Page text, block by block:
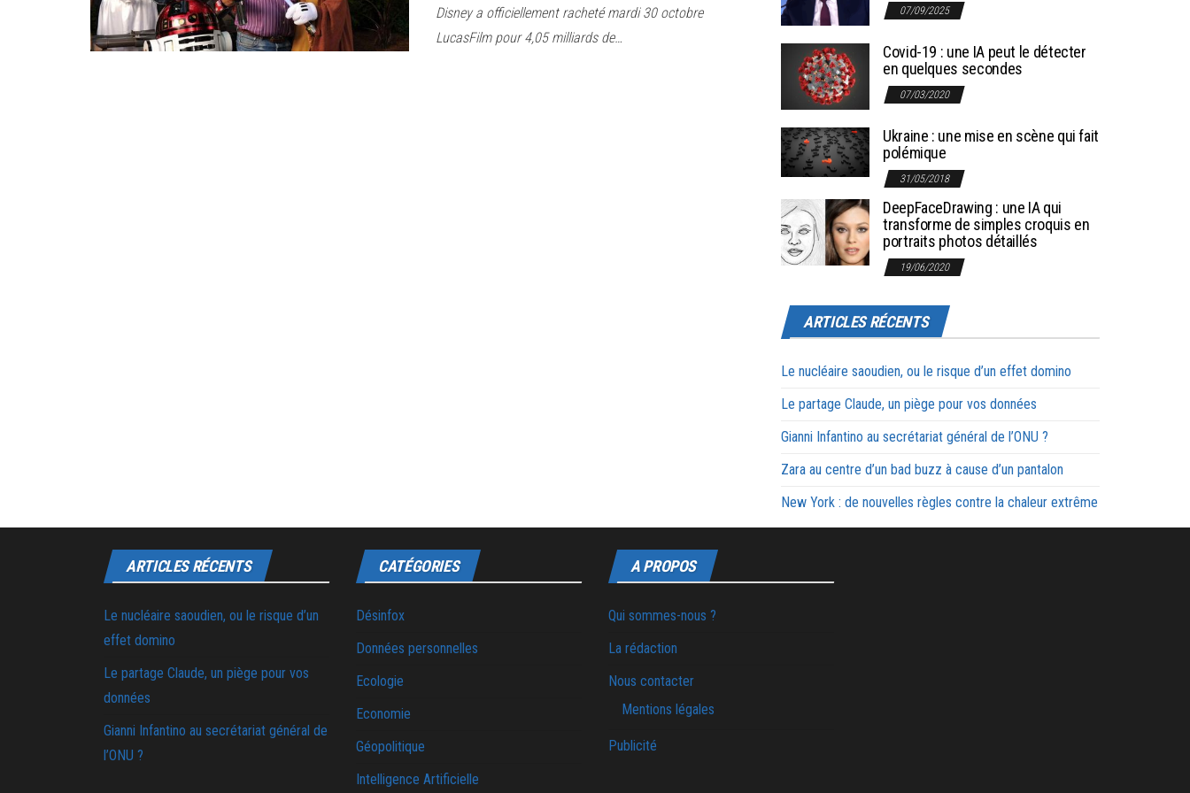
Disney a officiellement racheté mardi 30 octobre
LucasFilm pour 4,05 milliards de…
07/09/2025
Covid-19 : une IA peut le détecter
en quelques secondes
07/03/2020
Ukraine : une mise en scène qui fait
polémique
31/05/2018
DeepFaceDrawing : une IA qui
transforme de simples croquis en
portraits photos détaillés
19/06/2020
ARTICLES RÉCENTS
Le nucléaire saoudien, ou le risque d’un effet domino
Le partage Claude, un piège pour vos données
Gianni Infantino au secrétariat général de l’ONU ?
Zara au centre d’un bad buzz à cause d’un pantalon
New York : de nouvelles règles contre la chaleur extrême
ARTICLES RÉCENTS
Le nucléaire saoudien, ou le risque d’un
effet domino
Le partage Claude, un piège pour vos
données
Gianni Infantino au secrétariat général de
l’ONU ?
CATÉGORIES
Désinfox
Données personnelles
Ecologie
Economie
Géopolitique
Intelligence Artificielle
A PROPOS
Qui sommes-nous ?
La rédaction
Nous contacter
Mentions légales
Publicité